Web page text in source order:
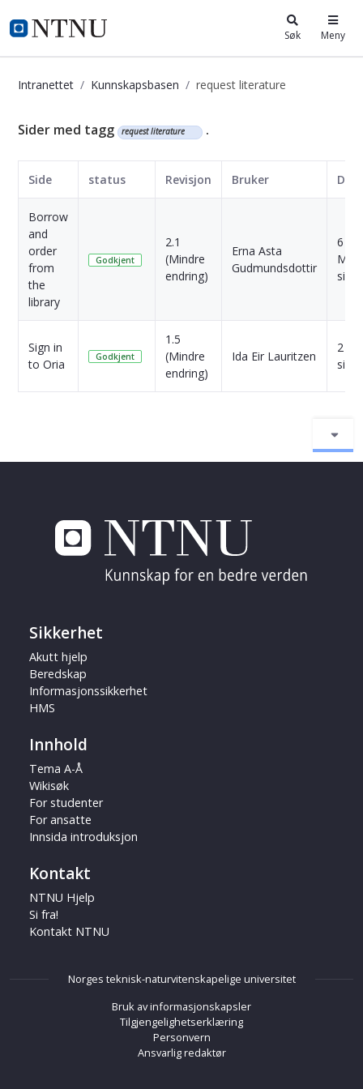
i.ntnu.no Søk Meny
Intranettet Kunnskapsbasen request literature
Kunnskapsbasen
Sider med tagg request literature .
Side status Revisjon Bruker
Borrow
and
order
from
the
library
Godkjent
2.1
(Mindre
endring)
Erna Asta
Gudmundsdottir
6
Sign in
to Oria
Godkjent
1.5
(Mindre
endring)
Ida Eir Lauritzen
2 År
Sikkerhet
Akutt hjelp
Beredskap
Informasjonssikkerhet
HMS
Innhold
Tema A-Å
Wikisøk
For studenter
For ansatte
Innsida introduksjon
Kontakt
NTNU Hjelp
Si fra!
Kontakt NTNU
Norges teknisk-naturvitenskapelige universitet
Bruk av informasjonskapsler
Tilgjengelighetserklæring
Personvern
Ansvarlig redaktør